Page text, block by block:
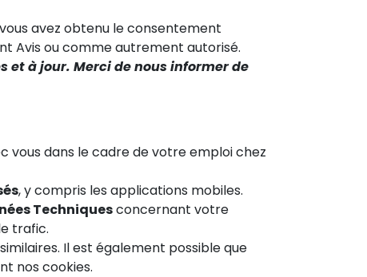
avez obtenu le consentement
Avis ou comme autrement autorisé.
et à jour. Merci de nous informer de
vous dans le cadre de votre emploi chez
, y compris les applications mobiles.
Techniquesconcernant votre
trafic.
Il est également possible que
nos cookies.